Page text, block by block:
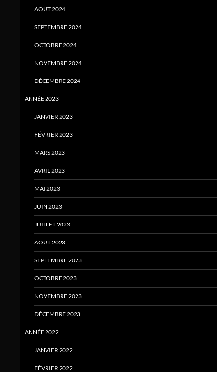
AOUT 2024
SEPTEMBRE 2024
OCTOBRE 2024
NOVEMBRE 2024
DÉCEMBRE 2024
ANNÉE 2023
JANVIER 2023
FÉVRIER 2023
MARS 2023
AVRIL 2023
MAI 2023
JUIN 2023
JUILLET 2023
AOUT 2023
SEPTEMBRE 2023
OCTOBRE 2023
NOVEMBRE 2023
DÉCEMBRE 2023
ANNÉE 2022
JANVIER 2022
FÉVRIER 2022